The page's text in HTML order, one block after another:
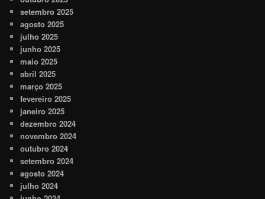
setembro 2025
agosto 2025
julho 2025
junho 2025
maio 2025
abril 2025
março 2025
fevereiro 2025
janeiro 2025
dezembro 2024
novembro 2024
outubro 2024
setembro 2024
agosto 2024
julho 2024